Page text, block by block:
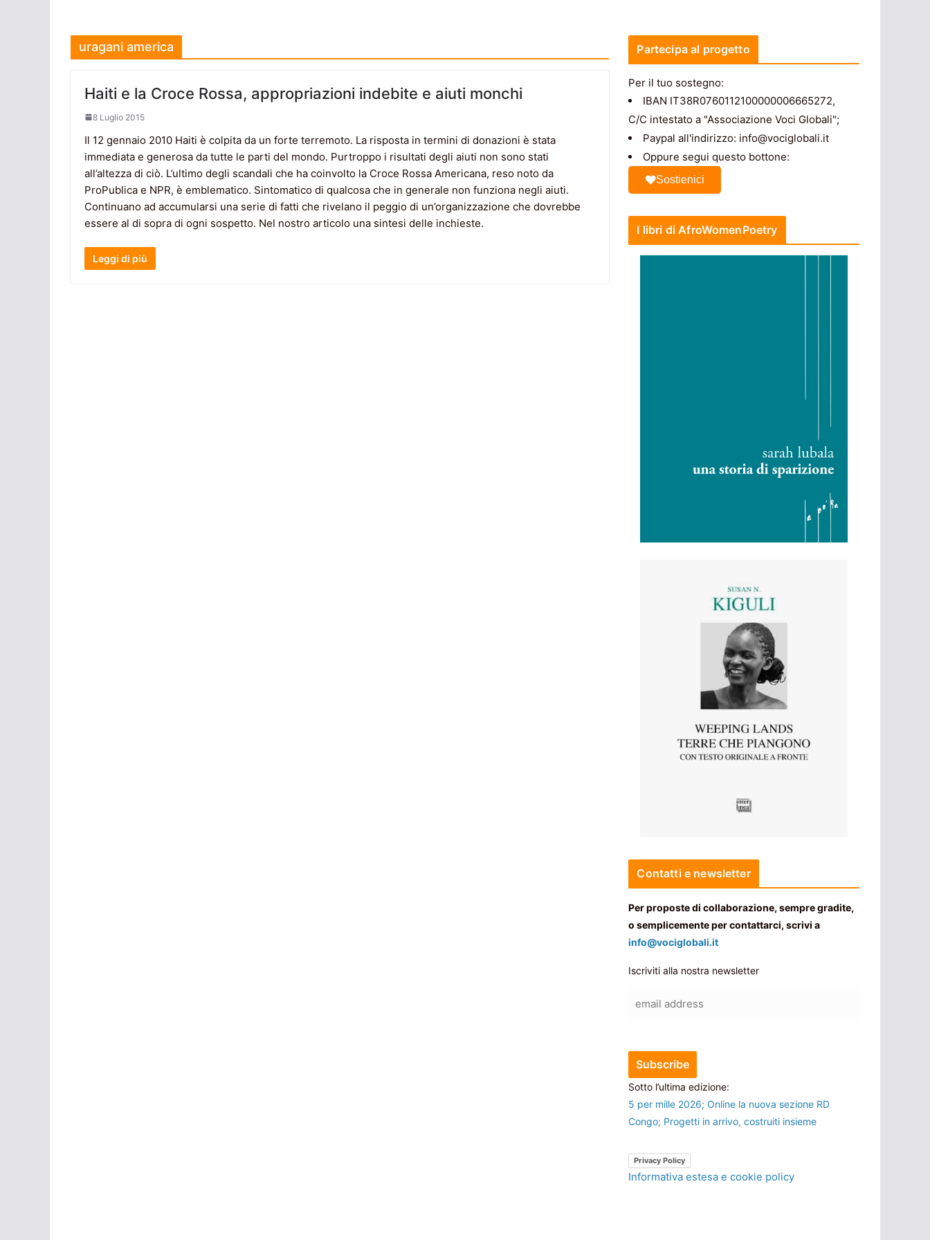
uragani america
Haiti e la Croce Rossa, appropriazioni indebite e aiuti monchi
8 Luglio 2015
Il 12 gennaio 2010 Haiti è colpita da un forte terremoto. La risposta in termini di donazioni è stata
immediata e generosa da tutte le parti del mondo. Purtroppo i risultati degli aiuti non sono stati
all’altezza di ciò. L’ultimo degli scandali che ha coinvolto la Croce Rossa Americana, reso noto da
ProPublica e NPR, è emblematico. Sintomatico di qualcosa che in generale non funziona negli aiuti.
Continuano ad accumularsi una serie di fatti che rivelano il peggio di un’organizzazione che dovrebbe
essere al di sopra di ogni sospetto. Nel nostro articolo una sintesi delle inchieste.
Leggi di più
Partecipa al progetto
Per il tuo sostegno:
IBAN IT38R0760112100000006665272,
C/C intestato a "Associazione Voci Globali";
Paypal all'indirizzo: info@vociglobali.it
Oppure segui questo bottone:
Sostienici
I libri di AfroWomenPoetry
Contatti e newsletter
Per proposte di collaborazione, sempre gradite,
o semplicemente per contattarci, scrivi a
info@vociglobali.it
Iscriviti alla nostra newsletter
Sotto l’ultima edizione:
5 per mille 2026; Online la nuova sezione RD
Congo; Progetti in arrivo, costruiti insieme
Privacy Policy
Informativa estesa e cookie policy